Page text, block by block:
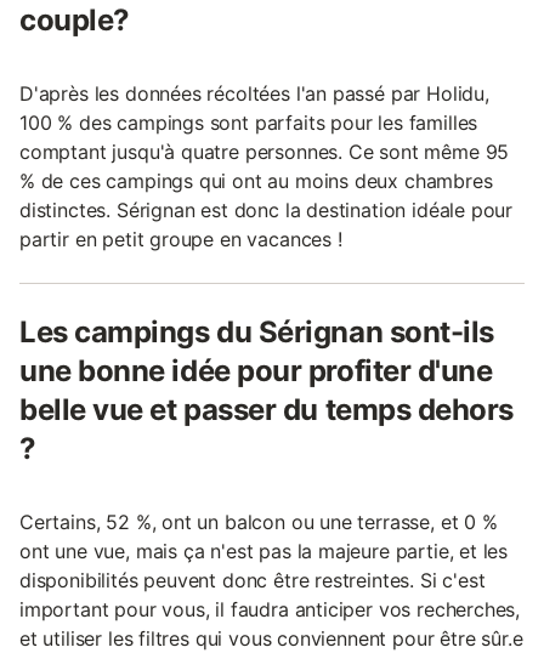
couple?
D'après les données récoltées l'an passé par Holidu,
100 % des campings sont parfaits pour les familles
comptant jusqu'à quatre personnes. Ce sont même 95
% de ces campings qui ont au moins deux chambres
distinctes. Sérignan est donc la destination idéale pour
partir en petit groupe en vacances !
Les campings du Sérignan sont-ils
une bonne idée pour profiter d'une
belle vue et passer du temps dehors
?
Certains, 52 %, ont un balcon ou une terrasse, et 0 %
ont une vue, mais ça n'est pas la majeure partie, et les
disponibilités peuvent donc être restreintes. Si c'est
important pour vous, il faudra anticiper vos recherches,
et utiliser les filtres qui vous conviennent pour être sûr.e